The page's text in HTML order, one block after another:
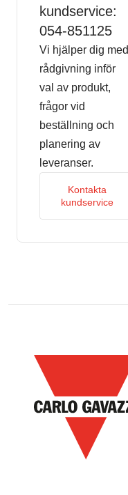
kundservice:
054-851125
Vi hjälper dig med
rådgivning inför
val av produkt,
frågor vid
beställning och
planering av
leveranser.
Kontakta
kundservice